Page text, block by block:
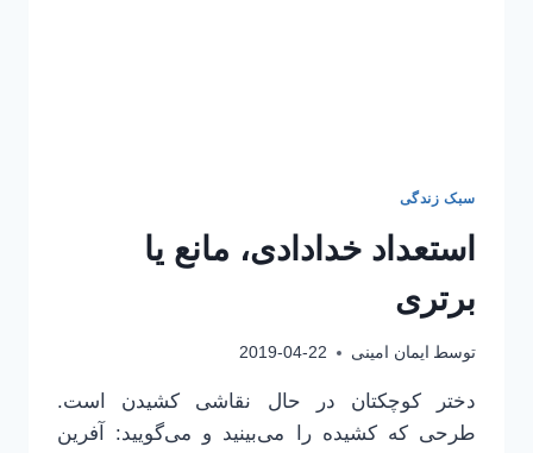
سبک زندگی
استعداد خدادادی، مانع یا
برتری
توسط ایمان امینی 2019-04-22
دختر کوچکتان در حال نقاشی کشیدن است.
طرحی که کشیده را می‌بینید و می‌گویید: آفرین